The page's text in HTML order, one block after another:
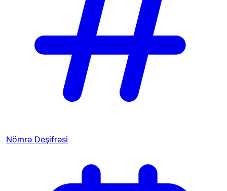
Nömrə Deşifrəsi